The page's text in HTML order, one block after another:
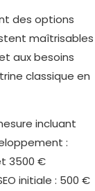
des options
maîtrisables
aux besoins
classique en
incluant
:
3500 €
initiale : 500 €